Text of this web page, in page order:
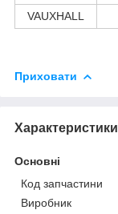
VAUXHALL
Приховати
Характеристики
Основні
Код запчастини
Виробник